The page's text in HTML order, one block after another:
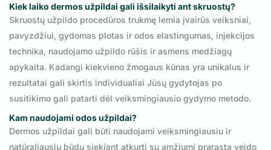
Kiek laiko dermos užpildai gali išsilaikyti ant skruostų?
Skruostų užpildo procedūros trukmę lemia įvairūs veiksniai,
pavyzdžiui, gydomas plotas ir odos elastingumas, injekcijos
technika, naudojamo užpildo rūšis ir asmens medžiagų
apykaita. Kadangi kiekvieno žmogaus kūnas yra unikalus ir
rezultatai gali skirtis individualiai Jūsų gydytojas po
susitikimo gali patarti dėl veiksmingiausio gydymo metodo.
Kam naudojami odos užpildai?
Dermos užpildai gali būti naudojami veiksmingiausiu ir
natūraliausiu būdu siekiant atkurti su amžiumi prarastą veido